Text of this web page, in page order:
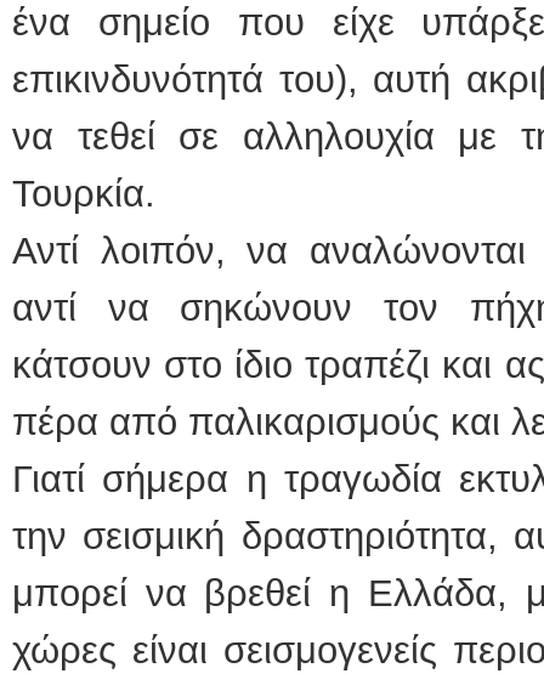
ένα σημείο που είχε
επικινδυνότητά του), αυτή
να τεθεί σε αλληλουχία με
Τουρκία.
Αντί λοιπόν, να αναλώνονται
αντί να σηκώνουν τον
κάτσουν στο ίδιο τραπέζι και
πέρα από παλικαρισμούς και
Γιατί σήμερα η τραγωδία
την σεισμική δραστηριότητα,
μπορεί να βρεθεί η Ελλάδα,
χώρες είναι σεισμογενείς